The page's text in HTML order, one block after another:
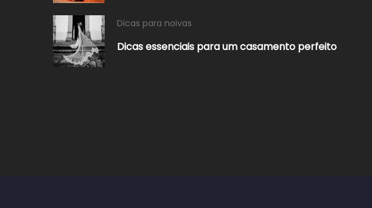
Dicas para noivas
Dicas essenciais para um casamento perfeito